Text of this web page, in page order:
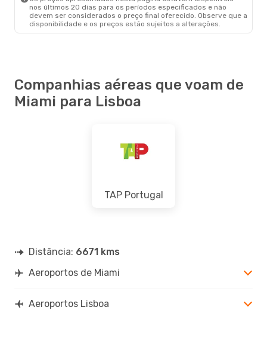
nos últimos 20 dias para os períodos especificados e não
devem ser considerados o preço final oferecido. Observe que a
disponibilidade e os preços estão sujeitos a alterações.
Companhias aéreas que voam de
Miami para Lisboa
TAP Portugal
Distância: 6671 kms
Aeroportos de Miami
Aeroportos Lisboa